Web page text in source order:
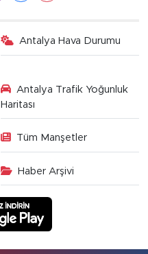
Antalya Hava Durumu
Antalya Trafik Yoğunluk
Haritası
Tüm Manşetler
Haber Arşivi